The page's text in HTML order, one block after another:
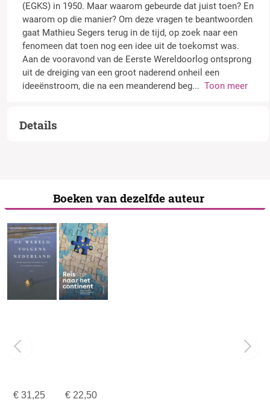
(EGKS) in 1950. Maar waarom gebeurde dat juist toen? En
waarom op die manier? Om deze vragen te beantwoorden
gaat Mathieu Segers terug in de tijd, op zoek naar een
fenomeen dat toen nog een idee uit de toekomst was.
Aan de vooravond van de Eerste Wereldoorlog ontsprong
uit de dreiging van een groot naderend onheil een
ideeënstroom, die na een meanderend beg... Toon meer
Details
Boeken van dezelfde auteur
€31,25 €22,50